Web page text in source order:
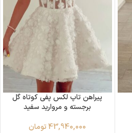
پیراهن تاپ لکس پفی کوتاه گل
برجسته و مروارید سفید
43,940,000 تومان